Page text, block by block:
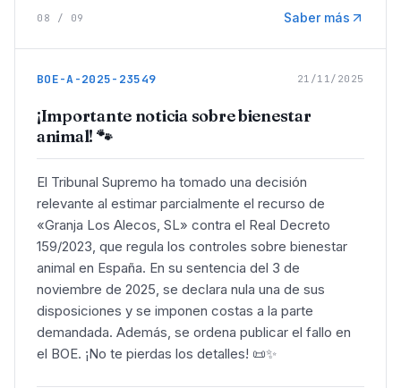
08 / 09 Saber más
BOE-A-2025-23549 21/11/2025
¡Importante noticia sobre bienestar
animal! 🐾
El Tribunal Supremo ha tomado una decisión
relevante al estimar parcialmente el recurso de
«Granja Los Alecos, SL» contra el Real Decreto
159/2023, que regula los controles sobre bienestar
animal en España. En su sentencia del 3 de
noviembre de 2025, se declara nula una de sus
disposiciones y se imponen costas a la parte
demandada. Además, se ordena publicar el fallo en
el BOE. ¡No te pierdas los detalles! 📜✨